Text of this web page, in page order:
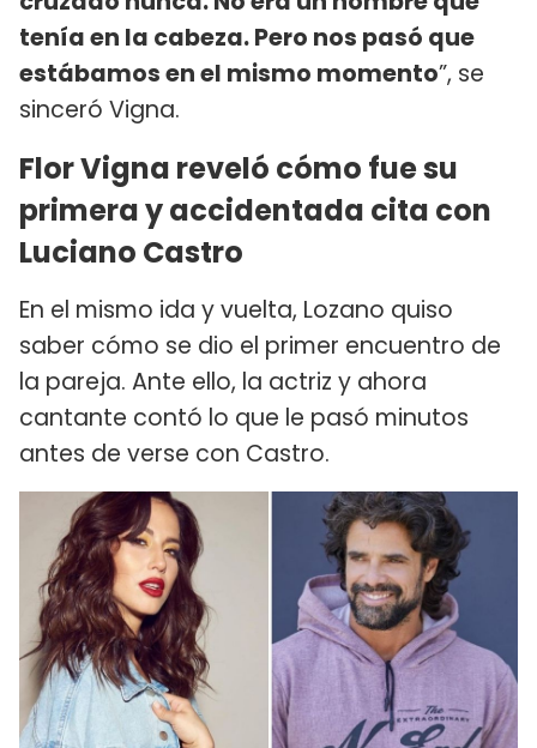
tenía en la cabeza. Pero nos pasó que
estábamos en el mismo momento”, se
sinceró Vigna.
Flor Vigna reveló cómo fue su
primera y accidentada cita con
Luciano Castro
En el mismo ida y vuelta, Lozano quiso
saber cómo se dio el primer encuentro de
la pareja. Ante ello, la actriz y ahora
cantante contó lo que le pasó minutos
antes de verse con Castro.